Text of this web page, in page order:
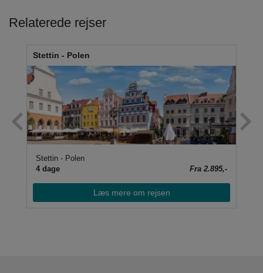
Relaterede rejser
Stettin - Polen
Stettin - Polen
4 dage
Fra 2.895,-
Læs mere om rejsen